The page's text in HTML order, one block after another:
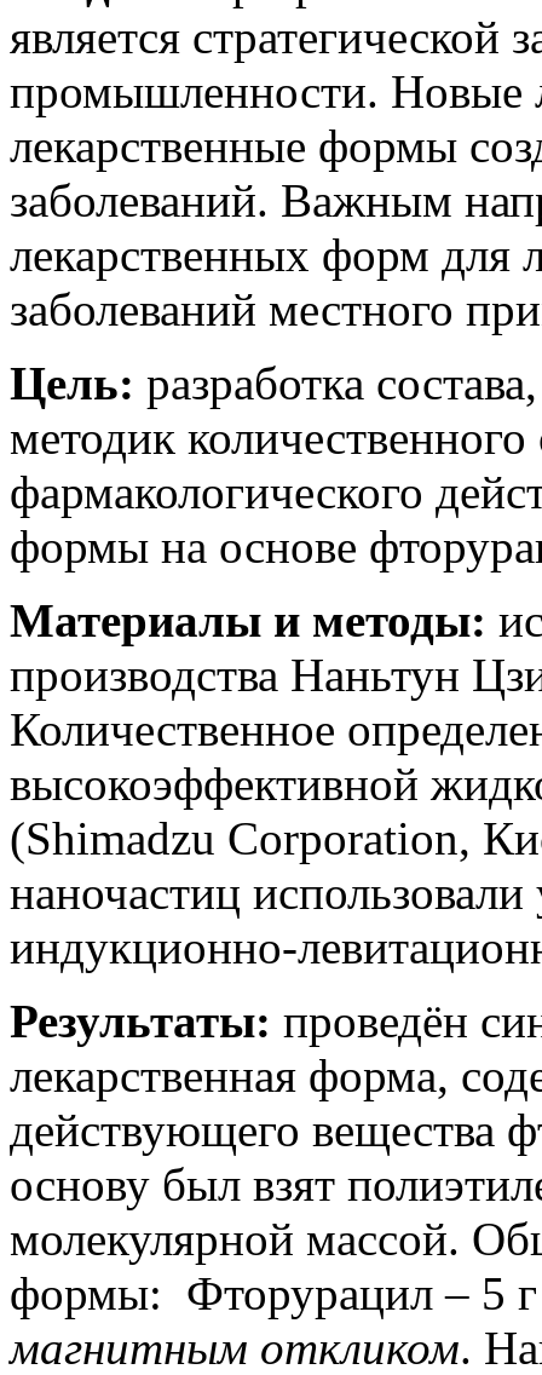
является стратегической
промышленности. Новые
лекарственные формы
заболеваний. Важным
лекарственных форм для
заболеваний местного
Цель: разработка
методик
фармакологического
формы на основе
Материалы и методы:
производства Наньтун
Количественное
высокоэффективной
(Shimadzu Corporation,
наночастиц использовали
индукционно-
Результаты: проведён
лекарственная форма,
действующего вещества
основу был взят
молекулярной массой.
формы: Фторурацил – 5
магнитным откликом.